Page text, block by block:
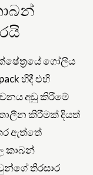
ගෝලීය
හිදී එහි
අඩු කිරීමේ
කිරීමක් දියත්
ඇත්තේ
කාබන්
තිරසාර